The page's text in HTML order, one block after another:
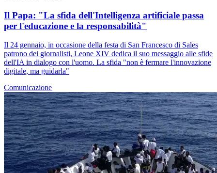
Il Papa: "La sfida dell'Intelligenza artificiale passa
per l'educazione e la responsabilità"
Il 24 gennaio, in occasione della festa di San Francesco di Sales
patrono dei giornalisti, Leone XIV dedica il suo messaggio alle sfide
dell'IA in dialogo con l'uomo. La sfida "non è fermare l'innovazione
digitale, ma guidarla"
Comunicazione